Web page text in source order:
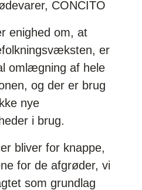
CONCITO
enighed om, at
er
omlægning af hele
og der er brug
nye
i brug.
bliver for knappe,
for de afgrøder, vi
som grundlag